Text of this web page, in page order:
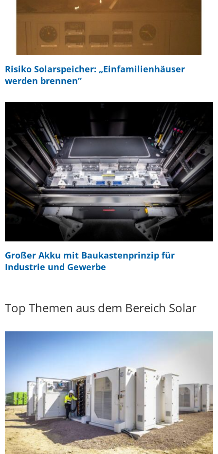
Risiko Solarspeicher: „Einfamilienhäuser
werden brennen“
Großer Akku mit Baukastenprinzip für
Industrie und Gewerbe
Top Themen aus dem Bereich Solar